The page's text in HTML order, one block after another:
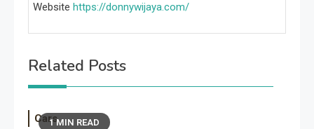
Website https://donnywijaya.com/
Related Posts
1 MIN READ
Cars